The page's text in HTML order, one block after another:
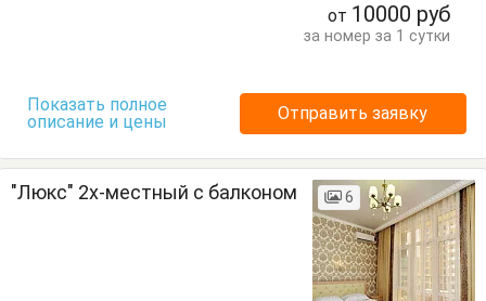
от 10000 руб
за номер за 1 сутки
Показать полное
описание и цены
Отправить заявку
"Люкс" 2х-местный с балконом 6